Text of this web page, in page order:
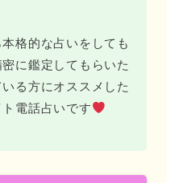
本格的な占いをしても
に鑑定してもらいた
る方にオススメした
電話占いです